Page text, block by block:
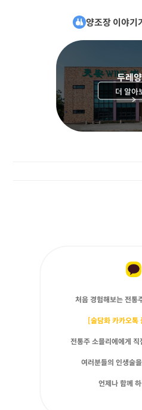
양조장 이야기
두레
더 알아
>
처음 경험해보는 전통
[술담화 카카오톡
전통주 소믈리에에게
여러분들의 인생술
언제나 함께